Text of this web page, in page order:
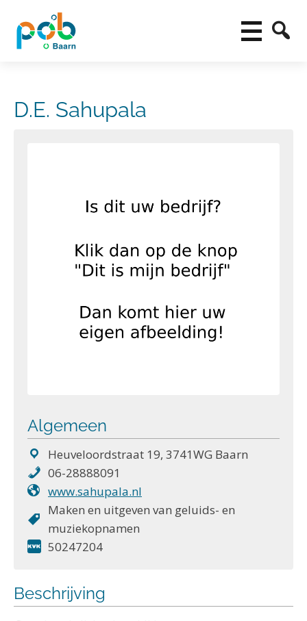
D.E. Sahupala
Algemeen
Heuveloordstraat 19, 3741WG Baarn
06-28888091
www.sahupala.nl
Maken en uitgeven van geluids- en
muziekopnamen
50247204
Beschrijving